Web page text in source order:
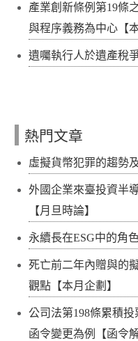
產業創新條例第19條
與程序義務為中心【
遺囑執行人於遺產稅
熱門文章
虛擬貨幣犯罪的趨勢
外國企業來臺投資半
【月旦時論】
永續長在ESG中的角
死亡前二年內贈與的
觀點【本月企劃】
公司法第198條累積
函令變更為例【函令解